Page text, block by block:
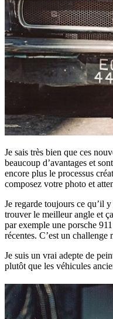
Je sais très bien que ces
beaucoup d’avantages et
encore plus le processus
composez votre photo et
Je regarde toujours ce qu’il
trouver le meilleur angle et
par exemple une porsche
récentes. C’est un challenge
Je suis un vrai adepte de
plutôt que les véhicules